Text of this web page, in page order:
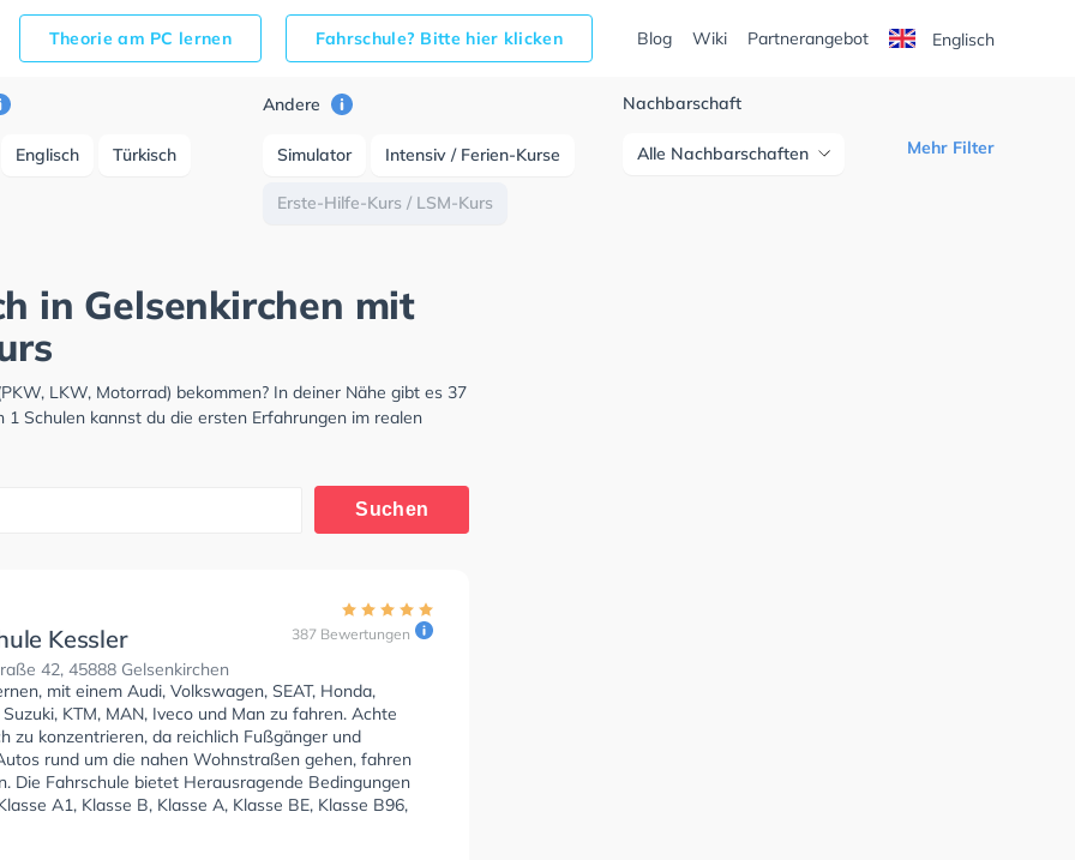
Theorie am PC lernen Fahrschule? Bitte hier klicken Blog Wiki Partnerangebot Englisch
Englisch Türkisch
Andere
Simulator Intensiv / Ferien-Kurse
Erste-Hilfe-Kurs / LSM-Kurs
Nachbarschaft
Alle Nachbarschaften Mehr Filter
in Gelsenkirchen mit
LKW, Motorrad) bekommen? In deiner Nähe gibt es 37
Schulen kannst du die ersten Erfahrungen im realen
Suchen
Kessler
42, 45888 Gelsenkirchen
387 Bewertungen
mit einem Audi, Volkswagen, SEAT, Honda,
KTM, MAN, Iveco und Man zu fahren. Achte
zu konzentrieren, da reichlich Fußgänger und
rund um die nahen Wohnstraßen gehen, fahren
Die Fahrschule bietet Herausragende Bedingungen
A1, Klasse B, Klasse A, Klasse BE, Klasse B96,
Klasse BF17, Klasse A2, Klasse C, Klasse CE, Klasse